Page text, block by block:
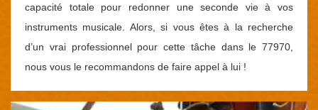
capacité totale pour redonner une seconde vie à vos
instruments musicale. Alors, si vous êtes à la recherche
d’un vrai professionnel pour cette tâche dans le 77970,
nous vous le recommandons de faire appel à lui !